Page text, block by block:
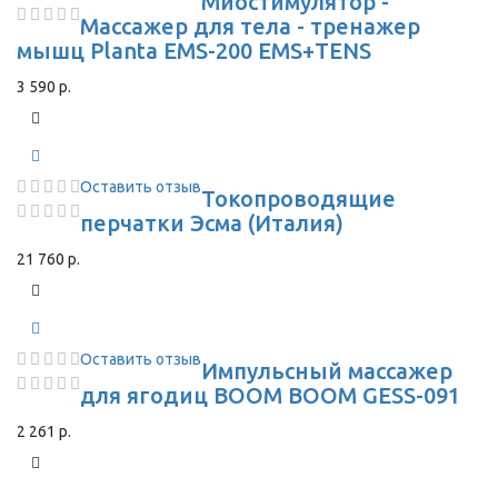
Массажер для тела - тренажер
мышц Planta EMS-200 EMS+TENS
3 590 р.
Оставить отзывТокопроводящие
перчатки Эсма (Италия)
21 760 р.
Оставить отзывИмпульсный массажер
для ягодиц BOOM BOOM GESS-091
2 261 р.